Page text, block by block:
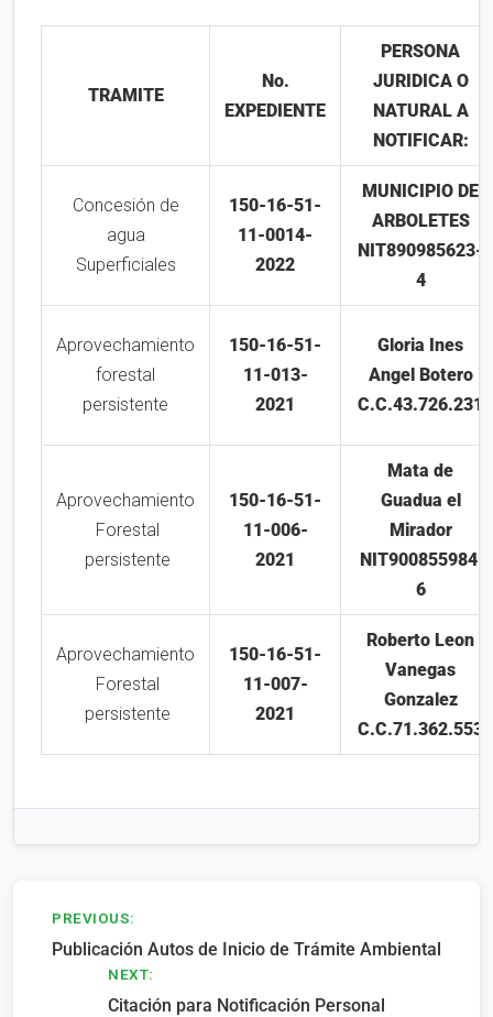
TRAMITE
No.
EXPEDIENTE
PERSONA
JURIDICA O
NATURAL A
NOTIFICAR:
Concesión de
agua
Superficiales
150-16-51-
11-0014-
2022
MUNICIPIO DE
ARBOLETES
NIT890985623-
4
Aprovechamiento
forestal
persistente
150-16-51-
11-013-
2021
Gloria Ines
Angel Botero
C.C.43.726.231
Aprovechamiento
Forestal
persistente
150-16-51-
11-006-
2021
Mata de
Guadua el
Mirador
NIT900855984-
6
Aprovechamiento
Forestal
persistente
150-16-51-
11-007-
2021
Roberto Leon
Vanegas
Gonzalez
C.C.71.362.553
Navegación
de
entradas
PREVIOUS:
Publicación Autos de Inicio de Trámite Ambiental
NEXT:
Citación para Notificación Personal